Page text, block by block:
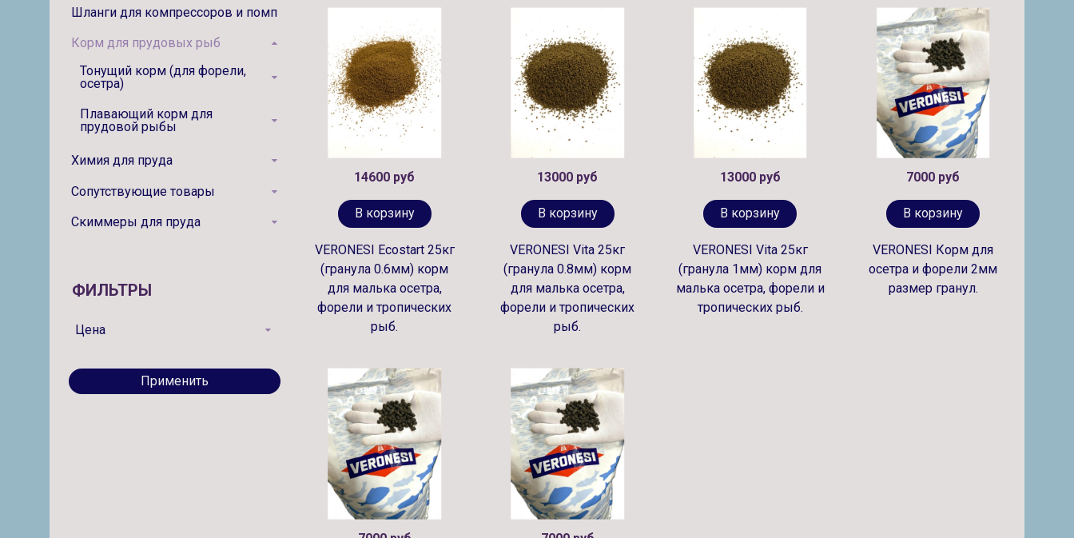
14600 руб
В корзину
VERONESI Ecostart 25кг
(гранула 0.6мм) корм
для малька осетра,
форели и тропических
рыб.
13000 руб
В корзину
VERONESI Vita 25кг
(гранула 0.8мм) корм
для малька осетра,
форели и тропических
рыб.
13000 руб
В корзину
VERONESI Vita 25кг
(гранула 1мм) корм для
малька осетра, форели и
тропических рыб.
7000 руб
В корзину
VERONESI Корм для
осетра и форели 2мм
размер гранул.
Шланги для компрессоров и помп
Корм для прудовых рыб
Тонущий корм (для форели,
осетра)
Плавающий корм для
прудовой рыбы
Химия для пруда
Сопутствующие товары
Скиммеры для пруда
ФИЛЬТРЫ
Цена
Применить